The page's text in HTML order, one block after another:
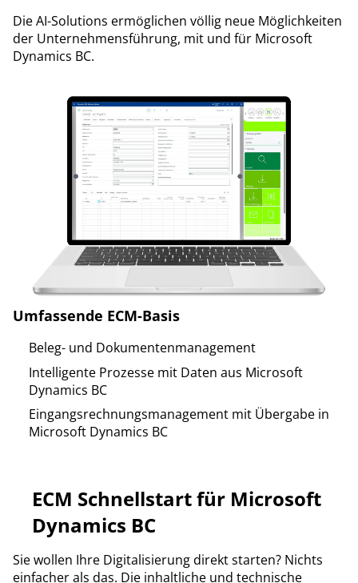
Die AI-Solutions ermöglichen völlig neue Möglichkeiten
der Unternehmensführung, mit und für Microsoft
Dynamics BC.
Umfassende ECM-Basis
Beleg- und Dokumentenmanagement
Intelligente Prozesse mit Daten aus Microsoft
Dynamics BC
Eingangsrechnungsmanagement mit Übergabe in
Microsoft Dynamics BC
ECM Schnellstart für Microsoft
Dynamics BC
Sie wollen Ihre Digitalisierung direkt starten? Nichts
einfacher als das. Die inhaltliche und technische